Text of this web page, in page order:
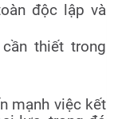
độc lập và
thiết trong
mạnh việc kết